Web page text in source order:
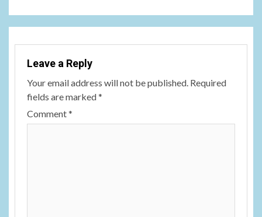
Leave a Reply
Your email address will not be published. Required
fields are marked*
Comment*